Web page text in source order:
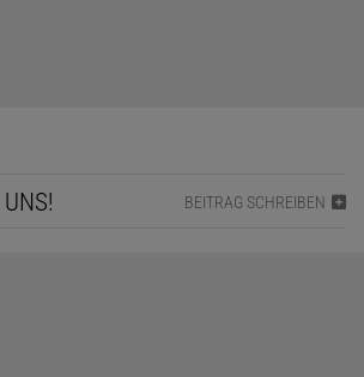
BEITRAG SCHREIBEN